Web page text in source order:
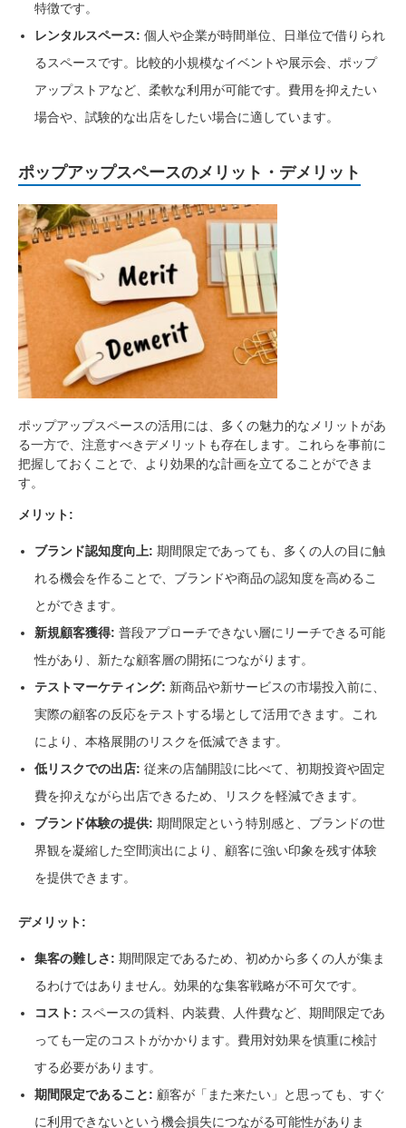
特徴です。
レンタルスペース: 個人や企業が時間単位、日単位で借りられ
るスペースです。比較的小規模なイベントや展示会、ポップ
アップストアなど、柔軟な利用が可能です。費用を抑えたい
場合や、試験的な出店をしたい場合に適しています。
ポップアップスペースのメリット・デメリット
ポップアップスペースの活用には、多くの魅力的なメリットがあ
る一方で、注意すべきデメリットも存在します。これらを事前に
把握しておくことで、より効果的な計画を立てることができま
す。
メリット:
ブランド認知度向上: 期間限定であっても、多くの人の目に触
れる機会を作ることで、ブランドや商品の認知度を高めるこ
とができます。
新規顧客獲得: 普段アプローチできない層にリーチできる可能
性があり、新たな顧客層の開拓につながります。
テストマーケティング: 新商品や新サービスの市場投入前に、
実際の顧客の反応をテストする場として活用できます。これ
により、本格展開のリスクを低減できます。
低リスクでの出店: 従来の店舗開設に比べて、初期投資や固定
費を抑えながら出店できるため、リスクを軽減できます。
ブランド体験の提供: 期間限定という特別感と、ブランドの世
界観を凝縮した空間演出により、顧客に強い印象を残す体験
を提供できます。
デメリット:
集客の難しさ: 期間限定であるため、初めから多くの人が集ま
るわけではありません。効果的な集客戦略が不可欠です。
コスト: スペースの賃料、内装費、人件費など、期間限定であ
っても一定のコストがかかります。費用対効果を慎重に検討
する必要があります。
期間限定であること: 顧客が「また来たい」と思っても、すぐ
に利用できないという機会損失につながる可能性がありま